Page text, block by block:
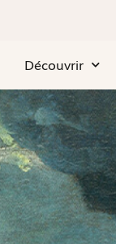
Découvrir